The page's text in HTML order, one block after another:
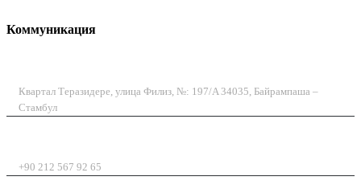
Коммуникация
Квартал Теразидере, улица Филиз, №: 197/A 34035, Байрампаша –
Стамбул
+90 212 567 92 65